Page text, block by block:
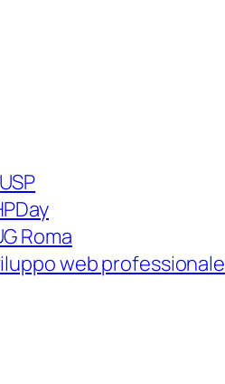
Roma
web professionale